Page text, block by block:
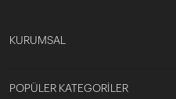
KURUMSAL
POPÜLER KATEGORİLER